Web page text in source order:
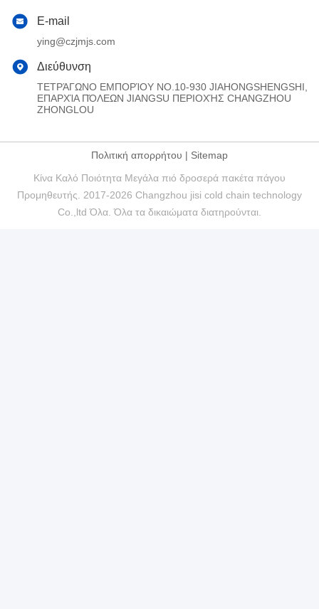
E-mail
ying@czjmjs.com
Διεύθυνση
ΤΕΤΡΆΓΩΝΟ ΕΜΠΟΡΊΟΥ NO.10-930 JIAHONGSHENGSHI,
ΕΠΑΡΧΊΑ ΠΌΛΕΩΝ JIANGSU ΠΕΡΙΟΧΉΣ CHANGZHOU
ZHONGLOU
Πολιτική απορρήτου | Sitemap
Κίνα Καλό Ποιότητα Μεγάλα πιό δροσερά πακέτα πάγου
Προμηθευτής. 2017-2026 Changzhou jisi cold chain technology
Co.,ltd Όλα. Όλα τα δικαιώματα διατηρούνται.